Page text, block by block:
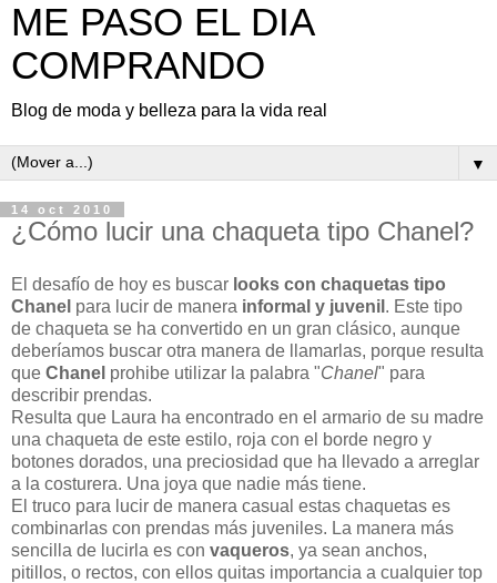
ME PASO EL DIA
COMPRANDO
Blog de moda y belleza para la vida real
▼
14 oct 2010
¿Cómo lucir una chaqueta tipo Chanel?
El desafío de hoy es buscar looks con chaquetas tipo
Chanel para lucir de manera informal y juvenil . Este tipo
de chaqueta se ha convertido en un gran clásico, aunque
deberíamos buscar otra manera de llamarlas, porque resulta
que Chanel prohibe utilizar la palabra "Chanel" para
describir prendas.
Resulta que Laura ha encontrado en el armario de su madre
una chaqueta de este estilo, roja con el borde negro y
botones dorados, una preciosidad que ha llevado a arreglar
a la costurera. Una joya que nadie más tiene.
El truco para lucir de manera casual estas chaquetas es
combinarlas con prendas más juveniles. La manera más
sencilla de lucirla es con vaqueros, ya sean anchos,
pitillos, o rectos, con ellos quitas importancia a cualquier top